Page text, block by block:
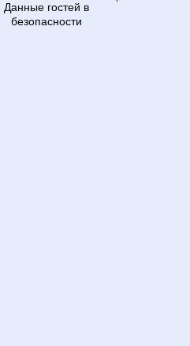
Данные гостей в
безопасности